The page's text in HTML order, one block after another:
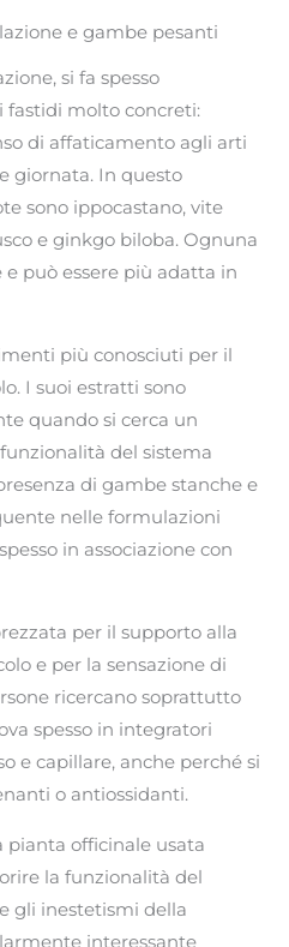
e gambe pesanti
si fa spesso
fastidi molto concreti:
di affaticamento agli arti
giornata. In questo
sono ippocastano, vite
e ginkgo biloba. Ognuna
può essere più adatta in
più conosciuti per il
I suoi estratti sono
quando si cerca un
del sistema
di gambe stanche e
nelle formulazioni
in associazione con
per il supporto alla
e per la sensazione di
ricercano soprattutto
spesso in integratori
e capillare, anche perché si
o antiossidanti.
pianta officinale usata
la funzionalità del
gli inestetismi della
interessante